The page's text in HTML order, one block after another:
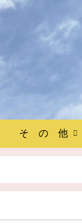
そ の 他